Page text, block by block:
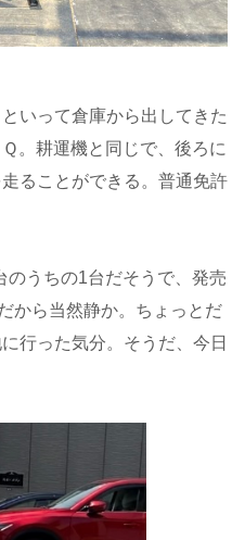
いって倉庫から出してきた
。耕運機と同じで、後ろに
ることができる。普通免許
のうちの1台だそうで、発売
から当然静か。ちょっとだ
行った気分。そうだ、今日